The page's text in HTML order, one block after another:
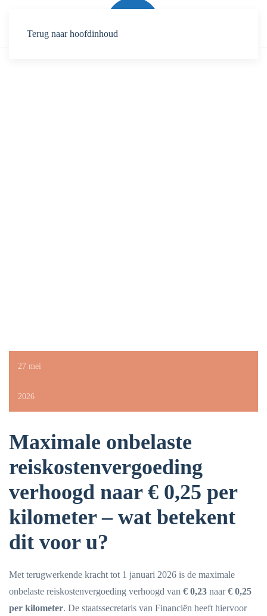
Terug naar hoofdinhoud
27 mei
2026
Maximale onbelaste
reiskostenvergoeding
verhoogd naar € 0,25 per
kilometer – wat betekent
dit voor u?
Met terugwerkende kracht tot 1 januari 2026 is de maximale
onbelaste reiskostenvergoeding verhoogd van € 0,23 naar€ 0,25
per kilometer. De staatssecretaris van Financiën heeft hiervoor